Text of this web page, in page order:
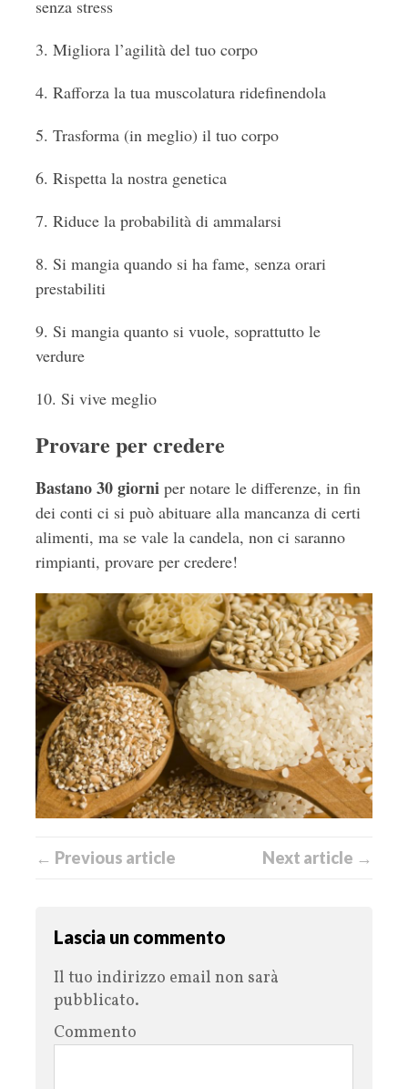
senza stress
3. Migliora l’agilità del tuo corpo
4. Rafforza la tua muscolatura ridefinendola
5. Trasforma (in meglio) il tuo corpo
6. Rispetta la nostra genetica
7. Riduce la probabilità di ammalarsi
8. Si mangia quando si ha fame, senza orari
prestabiliti
9. Si mangia quanto si vuole, soprattutto le
verdure
10. Si vive meglio
Provare per credere
Bastano 30 giorni per notare le differenze, in fin
dei conti ci si può abituare alla mancanza di certi
alimenti, ma se vale la candela, non ci saranno
rimpianti, provare per credere!
← Previous article Next article →
Lascia un commento
Il tuo indirizzo email non sarà
pubblicato.
Commento